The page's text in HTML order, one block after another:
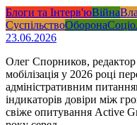
Блоги та Інтерв'юВійна
СуспільствоОборона
23.06.2026
Олег Спорников,
мобілізація у 2026 році
адміністративним
індикаторів довіри між
свіже опитування Active